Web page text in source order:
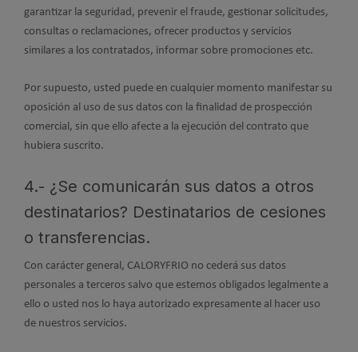
garantizar la seguridad, prevenir el fraude, gestionar solicitudes,
consultas o reclamaciones, ofrecer productos y servicios
similares a los contratados, informar sobre promociones etc.
Por supuesto, usted puede en cualquier momento manifestar su
oposición al uso de sus datos con la finalidad de prospección
comercial, sin que ello afecte a la ejecución del contrato que
hubiera suscrito.
4.- ¿Se comunicarán sus datos a otros
destinatarios? Destinatarios de cesiones
o transferencias.
Con carácter general, CALORYFRIO no cederá sus datos
personales a terceros salvo que estemos obligados legalmente a
ello o usted nos lo haya autorizado expresamente al hacer uso
de nuestros servicios.